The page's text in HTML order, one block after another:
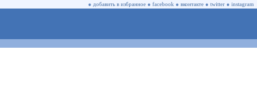
● добавить в избранное ● facebook ● вконтакте ● twitter ● instagram